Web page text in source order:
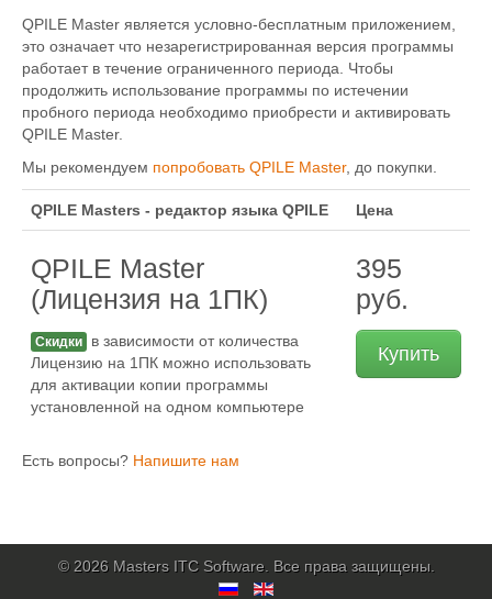
Купить
BlindScanner
QPILE Master
Скачать
Купить
QPILE Master является условно-бесплатным приложением,
это означает что незарегистрированная версия программы
работает в течение ограниченного периода. Чтобы
продолжить использование программы по истечении
пробного периода необходимо приобрести и активировать
QPILE Master.
Мы рекомендуем попробовать QPILE Master, до покупки.
QPILE Masters - редактор языка QPILE Цена
QPILE Master
(Лицензия на 1ПК)
Скидки
в зависимости от количества
Лицензию на 1ПК можно использовать
для активации копии программы
установленной на одном компьютере
395
руб.
Купить
Есть вопросы? Напишите нам
© 2026 Masters ITC Software. Все права защищены.